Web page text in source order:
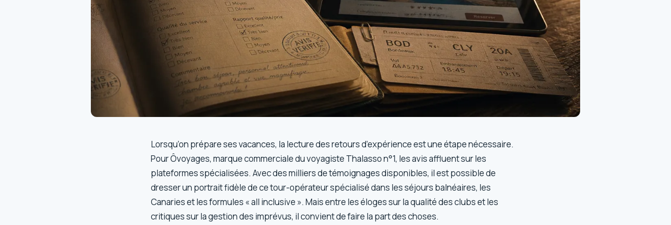
Lorsqu’on prépare ses vacances, la lecture des retours d’expérience est une étape nécessaire.
Pour Ôvoyages, marque commerciale du voyagiste Thalasso n°1, les avis affluent sur les
plateformes spécialisées. Avec des milliers de témoignages disponibles, il est possible de
dresser un portrait fidèle de ce tour-opérateur spécialisé dans les séjours balnéaires, les
Canaries et les formules « all inclusive ». Mais entre les éloges sur la qualité des clubs et les
critiques sur la gestion des imprévus, il convient de faire la part des choses.